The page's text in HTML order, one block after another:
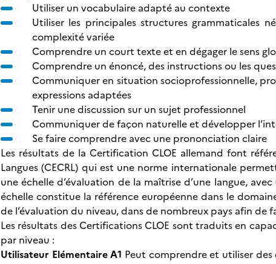
Utiliser un vocabulaire adapté au contexte
Utiliser les principales structures grammaticales
complexité variée
Comprendre un court texte et en dégager le sens
Comprendre un énoncé, des instructions ou les
Communiquer en situation socioprofessionnelle,
expressions adaptées
Tenir une discussion sur un sujet professionnel
Communiquer de façon naturelle et développer
Se faire comprendre avec une prononciation claire
Les résultats de la Certification CLOE allemand font
Langues (CECRL) qui est une norme internationale
une échelle d’évaluation de la maîtrise d’une langue,
échelle constitue la référence européenne dans le
de l’évaluation du niveau, dans de nombreux pays afin
Les résultats des Certifications CLOE sont traduits en
par niveau :
Utilisateur Elémentaire A1 Peut comprendre et utiliser